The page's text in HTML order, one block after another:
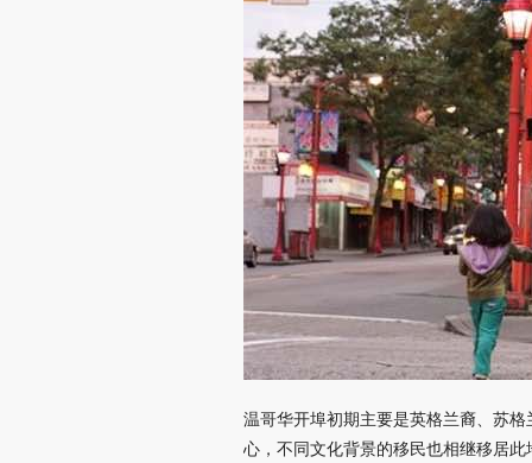
温哥华开埠初期主要是英格兰裔、苏
心，不同文化背景的移民也相继移居